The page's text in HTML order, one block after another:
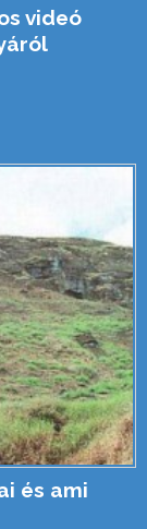
videó
és ami